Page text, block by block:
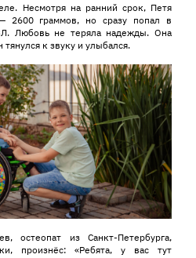
Несмотря на ранний срок, Петя
2600 граммов, но сразу попал в
Любовь не теряла надежды. Она
к звуку и улыбался.
остеопат из Санкт-Петербурга,
произнёс: «Ребята, у вас тут